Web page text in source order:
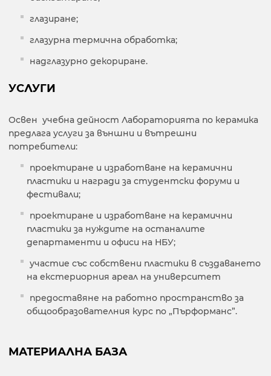
глазиране;
глазурна термична обработка;
надглазурно декориране.
УСЛУГИ
Освен учебна дейност Лабораторията по керамика
предлага услуги за външни и вътрешни
потребители:
проектиране и изработване на керамични
пластики и награди за студентски форуми и
фестивали;
проектиране и изработване на керамични
пластики за нуждите на останалите
департаменти и офиси на НБУ;
участие със собствени пластики в създаването
на екстериорния ареал на университет
предоставяне на работно пространство за
общообразователния курс по „Пърформанс”.
МАТЕРИАЛНА БАЗА